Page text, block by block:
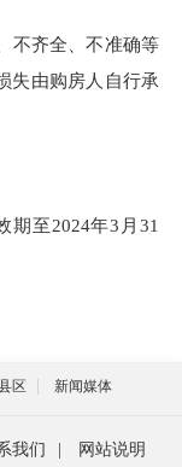
齐全、不准确等
失由购房人自行承
至2024年3月31
区 新闻媒体
我们 网站说明